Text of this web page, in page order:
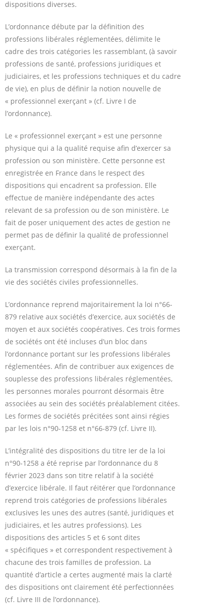
dispositions diverses.
L’ordonnance débute par la définition des
professions libérales réglementées, délimite le
cadre des trois catégories les rassemblant, (à savoir
professions de santé, professions juridiques et
judiciaires, et les professions techniques et du cadre
de vie), en plus de définir la notion nouvelle de
« professionnel exerçant » (cf. Livre I de
l’ordonnance).
Le « professionnel exerçant » est une personne
physique qui a la qualité requise afin d’exercer sa
profession ou son ministère. Cette personne est
enregistrée en France dans le respect des
dispositions qui encadrent sa profession. Elle
effectue de manière indépendante des actes
relevant de sa profession ou de son ministère. Le
fait de poser uniquement des actes de gestion ne
permet pas de définir la qualité de professionnel
exerçant.
La transmission correspond désormais à la fin de la
vie des sociétés civiles professionnelles.
L’ordonnance reprend majoritairement la loi n°66-
879 relative aux sociétés d’exercice, aux sociétés de
moyen et aux sociétés coopératives. Ces trois formes
de sociétés ont été incluses d’un bloc dans
l’ordonnance portant sur les professions libérales
réglementées. Afin de contribuer aux exigences de
souplesse des professions libérales réglementées,
les personnes morales pourront désormais être
associées au sein des sociétés préalablement citées.
Les formes de sociétés précitées sont ainsi régies
par les lois n°90-1258 et n°66-879 (cf. Livre II).
L’intégralité des dispositions du titre Ier de la loi
n°90-1258 a été reprise par l’ordonnance du 8
février 2023 dans son titre relatif à la société
d’exercice libérale. Il faut réitérer que l’ordonnance
reprend trois catégories de professions libérales
exclusives les unes des autres (santé, juridiques et
judiciaires, et les autres professions). Les
dispositions des articles 5 et 6 sont dites
« spécifiques » et correspondent respectivement à
chacune des trois familles de profession. La
quantité d’article a certes augmenté mais la clarté
des dispositions ont clairement été perfectionnées
(cf. Livre III de l’ordonnance).